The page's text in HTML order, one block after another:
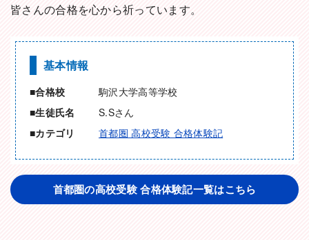
皆さんの合格を心から祈っています。
基本情報
合格校
駒沢大学高等学校
生徒氏名
S.Sさん
カテゴリ
首都圏 高校受験 合格体験記
首都圏の高校受験 合格体験記一覧はこちら